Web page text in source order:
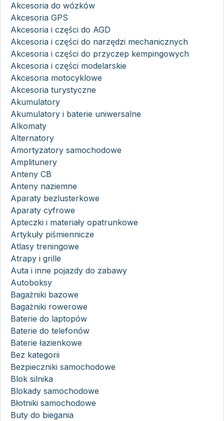
Akcesoria do wózków
Akcesoria GPS
Akcesoria i części do AGD
Akcesoria i części do narzędzi mechanicznych
Akcesoria i części do przyczep kempingowych
Akcesoria i części modelarskie
Akcesoria motocyklowe
Akcesoria turystyczne
Akumulatory
Akumulatory i baterie uniwersalne
Alkomaty
Alternatory
Amortyzatory samochodowe
Amplitunery
Anteny CB
Anteny naziemne
Aparaty bezlusterkowe
Aparaty cyfrowe
Apteczki i materiały opatrunkowe
Artykuły piśmiennicze
Atlasy treningowe
Atrapy i grille
Auta i inne pojazdy do zabawy
Autoboksy
Bagażniki bazowe
Bagażniki rowerowe
Baterie do laptopów
Baterie do telefonów
Baterie łazienkowe
Bez kategorii
Bezpieczniki samochodowe
Blok silnika
Blokady samochodowe
Błotniki samochodowe
Buty do biegania